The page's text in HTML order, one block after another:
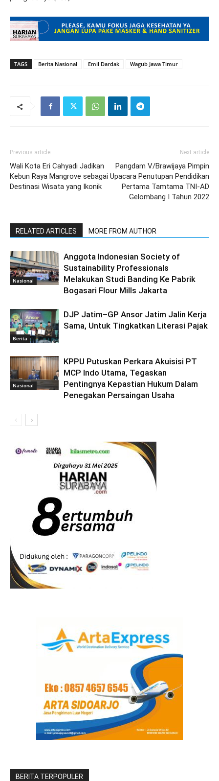
TAGS Berita Nasional Emil Dardak Wagub Jawa Timur
Previous article
Wali Kota Eri Cahyadi Jadikan
Kebun Raya Mangrove sebagai
Destinasi Wisata yang Ikonik
Next article
Pangdam V/Brawijaya Pimpin
Upacara Penutupan Pendidikan
Pertama Tamtama TNI-AD
Gelombang I Tahun 2022
RELATED ARTICLES MORE FROM AUTHOR
Nasional
Anggota Indonesian Society of
Sustainability Professionals
Melakukan Studi Banding Ke Pabrik
Bogasari Flour Mills Jakarta
Berita
DJP Jatim–GP Ansor Jatim Jalin Kerja
Sama, Untuk Tingkatkan Literasi Pajak
Nasional
KPPU Putuskan Perkara Akuisisi PT
MCP Indo Utama, Tegaskan
Pentingnya Kepastian Hukum Dalam
Penegakan Persaingan Usaha
BERITA TERPOPULER